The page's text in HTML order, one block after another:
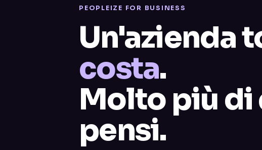
PEOPLEIZE FOR BUSINESS
Un'azienda
costa.
Molto più di
pensi.